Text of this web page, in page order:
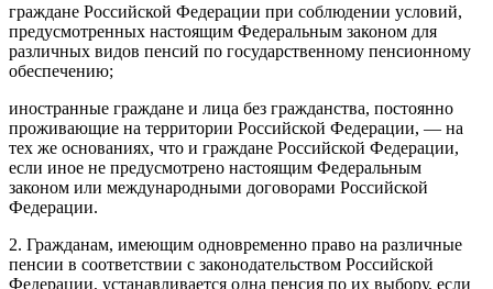
граждане Российской Федерации при соблюдении условий,
предусмотренных настоящим Федеральным законом для
различных видов пенсий по государственному пенсионному
обеспечению;
иностранные граждане и лица без гражданства, постоянно
проживающие на территории Российской Федерации, — на
тех же основаниях, что и граждане Российской Федерации,
если иное не предусмотрено настоящим Федеральным
законом или международными договорами Российской
Федерации.
2. Гражданам, имеющим одновременно право на различные
пенсии в соответствии с законодательством Российской
Федерации, устанавливается одна пенсия по их выбору, если